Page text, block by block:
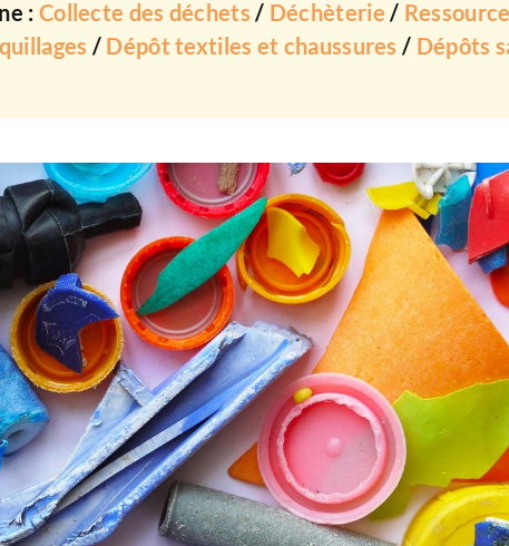
: Collecte des déchets / Déchèterie /
/ Dépôt textiles et chaussures / Dépôts